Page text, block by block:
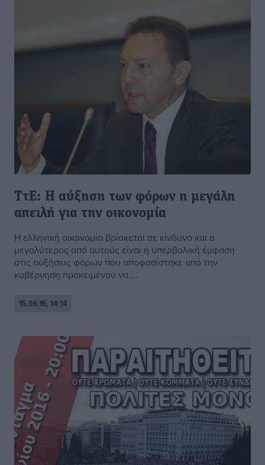
ΤτΕ: Η αύξηση των φόρων η μεγάλη
απειλή για την οικονομία
Η ελληνική οικονομία βρίσκεται σε κίνδυνο και ο
μεγαλύτερος από αυτούς είναι η υπερβολική έμφαση
στις αυξήσεις φόρων που αποφασίστηκε από την
κυβέρνηση προκειμένου να ...
15.06.16, 14:14